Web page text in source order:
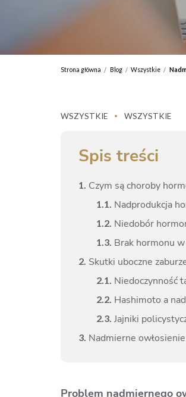
Strona główna / Blog / Wszystkie /
WSZYSTKIE • WSZYSTKIE
Spis treści
1. Czym są choroby
1. 1. Nadprodukcja
1. 2. Niedobór
1. 3. Brak hormonu
2. Skutki uboczne
2. 1. Niedoczynność
2. 2. Hashimoto a
2. 3. Jajniki
3. Nadmierne
Problem nadmiernego